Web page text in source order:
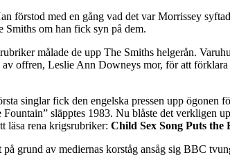
med en gång vad det var Morrissey
Smiths om han fick syn på dem.
målade de upp The Smiths helgerån.
offren, Leslie Ann Downeys mor, för att
singlar fick den engelska pressen upp
släpptes 1983. Nu blåste det verkligen
läsa rena krigsrubriker: Child Sex Song Puts the
grund av mediernas korståg ansåg sig BBC